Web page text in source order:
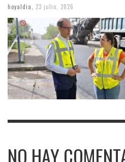
hoyaldia 23 julio, 2026
NO HAY